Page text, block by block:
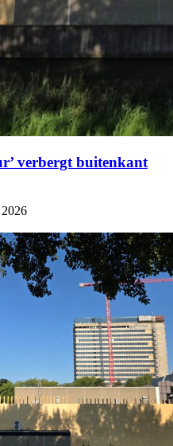
verbergt buitenkant